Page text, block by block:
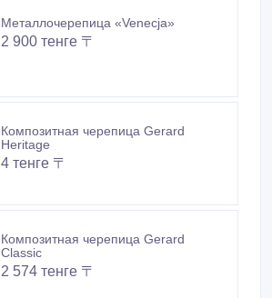
Металлочерепица «Venecja»
2 900 тенге 〒
Композитная черепица Gerard
Heritage
4 тенге 〒
Композитная черепица Gerard
Classic
2 574 тенге 〒